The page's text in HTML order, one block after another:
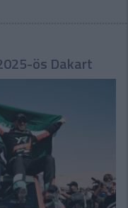
ös Dakart